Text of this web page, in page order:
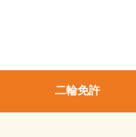
二輪免許